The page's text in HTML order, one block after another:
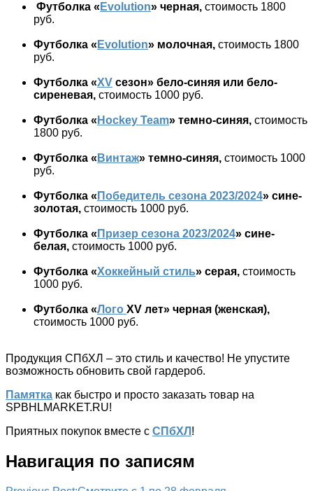
Футболка « Evolution» черная, стоимость 1800
руб.
Футболка « Evolution» молочная, стоимость 1800
руб.
Футболка «XV сезон» бело-синяя или бело-
сиреневая, стоимость 1000 руб.
Футболка « Hockey Team» темно-синяя, стоимость
1800 руб.
Футболка « Винтаж» темно-синяя, стоимость 1000
руб.
Футболка « Победитель сезона 2023/2024» сине-
золотая, стоимость 1000 руб.
Футболка « Призер сезона 2023/2024» сине-
белая, стоимость 1000 руб.
Футболка «Хоккейный стиль» серая, стоимость
1000 руб.
Футболка «Лого XV лет» черная (женская),
стоимость 1000 руб.
Продукция СПбХЛ – это стиль и качество! Не упустите
возможность обновить свой гардероб.
Памятка как быстро и просто заказать товар на
SPBHLMARKET.RU!
Приятных покупок вместе с СПбХЛ !
Навигация по записям